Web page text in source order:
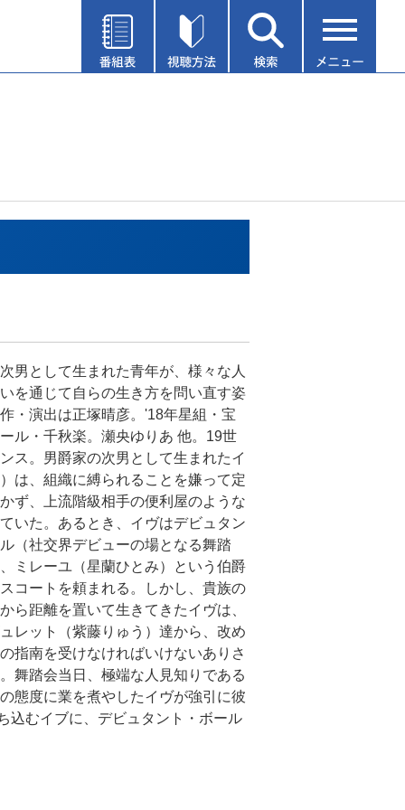
男として生まれた青年が、様々な人
を通じて自らの生き方を問い直す姿
・演出は正塚晴彦。'18年星組・宝
ル・千秋楽。瀬央ゆりあ 他。19世
ス。男爵家の次男として生まれたイ
は、組織に縛られることを嫌って定
ず、上流階級相手の便利屋のような
いた。あるとき、イヴはデビュタン
ル（社交界デビューの場となる舞踏
ミレーユ（星蘭ひとみ）という伯爵
コートを頼まれる。しかし、貴族の
ら距離を置いて生きてきたイヴは、
レット（紫藤りゅう）達から、改め
指南を受けなければいけないありさ
舞踏会当日、極端な人見知りである
態度に業を煮やしたイヴが強引に彼
込むイブに、デビュタント・ボール